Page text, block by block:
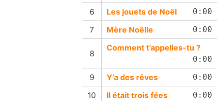
Les jouets de Noël 0:00
Mère Noëlle 0:00
Comment t’appelles-tu ?
0:00
Y’a des rêves 0:00
Il était trois fées 0:00